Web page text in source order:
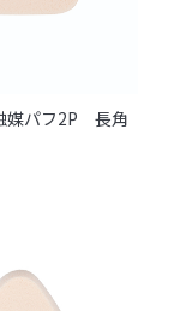
媒パフ2P 長角